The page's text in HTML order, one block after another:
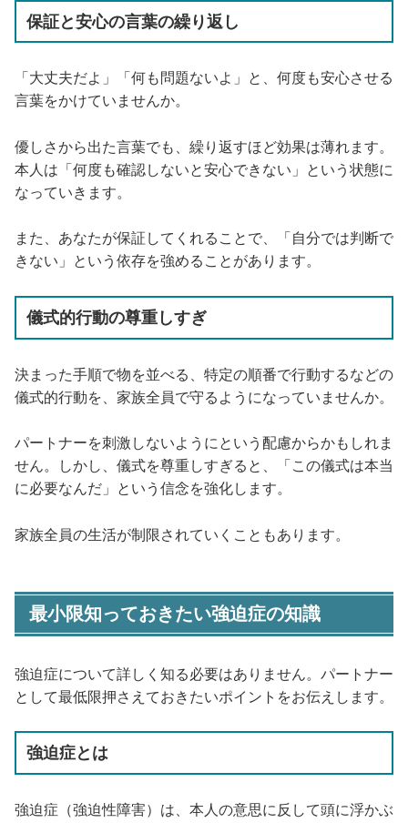
保証と安心の言葉の繰り返し
「大丈夫だよ」「何も問題ないよ」と、何度も安心させる
言葉をかけていませんか。
優しさから出た言葉でも、繰り返すほど効果は薄れます。
本人は「何度も確認しないと安心できない」という状態に
なっていきます。
また、あなたが保証してくれることで、「自分では判断で
きない」という依存を強めることがあります。
儀式的行動の尊重しすぎ
決まった手順で物を並べる、特定の順番で行動するなどの
儀式的行動を、家族全員で守るようになっていませんか。
パートナーを刺激しないようにという配慮からかもしれま
せん。しかし、儀式を尊重しすぎると、「この儀式は本当
に必要なんだ」という信念を強化します。
家族全員の生活が制限されていくこともあります。
最小限知っておきたい強迫症の知識
強迫症について詳しく知る必要はありません。パートナー
として最低限押さえておきたいポイントをお伝えします。
強迫症とは
強迫症（強迫性障害）は、本人の意思に反して頭に浮かぶ